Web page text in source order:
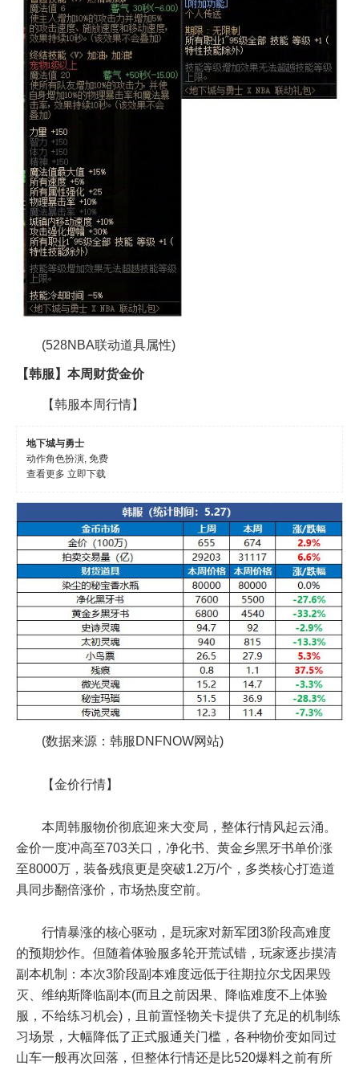
(528NBA联动道具属性)
【韩服】本周财货金价
【韩服本周行情】
地下城与勇士
动作角色扮演, 免费
查看更多 立即下载
(数据来源：韩服DNFNOW网站)
【金价行情】
本周韩服物价彻底迎来大变局，整体行情风起云涌。
金价一度冲高至703关口，净化书、黄金乡黑牙书单价涨
至8000万，装备残痕更是突破1.2万/个，多类核心打造道
具同步翻倍涨价，市场热度空前。
行情暴涨的核心驱动，是玩家对新军团3阶段高难度
的预期炒作。但随着体验服多轮开荒试错，玩家逐步摸清
副本机制：本次3阶段副本难度远低于往期拉尔戈因果毁
灭、维纳斯降临副本(而且之前因果、降临难度不上体验
服，不给练习机会)，且前置怪物关卡提供了充足的机制练
习场景，大幅降低了正式服通关门槛，各种物价变如同过
山车一般再次回落，但整体行情还是比520爆料之前有所